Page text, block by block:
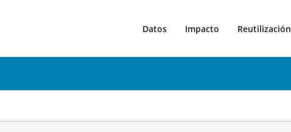
Datos Impacto Reutilización